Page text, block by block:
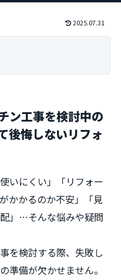
2025.07.31
ン工事を検討中の
後悔しないリフォ
いにくい」「リフォー
かかるのか不安」「見
」…そんな悩みや疑問
を検討する際、失敗し
準備が欠かせません。